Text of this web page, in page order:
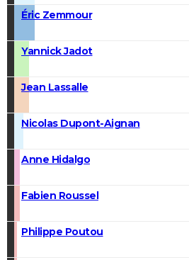
Éric Zemmour
Yannick Jadot
Jean Lassalle
Nicolas Dupont-Aignan
Anne Hidalgo
Fabien Roussel
Philippe Poutou